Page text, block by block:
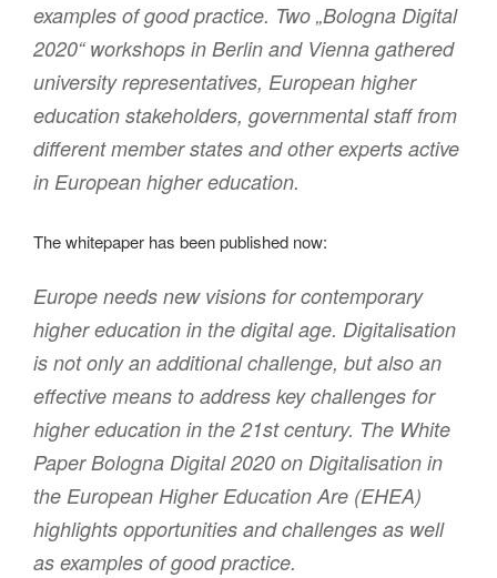
examples of good practice. Two „Bologna Digital
2020“ workshops in Berlin and Vienna gathered
university representatives, European higher
education stakeholders, governmental staff from
different member states and other experts active
in European higher education.
The whitepaper has been published now:
Europe needs new visions for contemporary
higher education in the digital age. Digitalisation
is not only an additional challenge, but also an
effective means to address key challenges for
higher education in the 21st century. The White
Paper Bologna Digital 2020 on Digitalisation in
the European Higher Education Are (EHEA)
highlights opportunities and challenges as well
as examples of good practice.